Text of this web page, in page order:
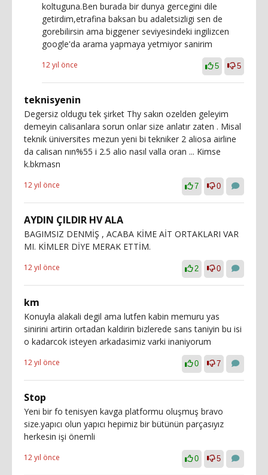
koltuguna.Ben burada bir dunya gercegini dile
getirdim,etrafina baksan bu adaletsizligi sen de
gorebilirsin ama biggener seviyesindeki ingilizcen
google'da arama yapmaya yetmiyor sanirim
12 yıl önce 5 5
teknisyenin
Degersiz oldugu tek şirket Thy sakın ozelden geleyim
demeyin calisanlara sorun onlar size anlatır zaten . Misal
teknik üniversites mezun yeni bi tekniker 2 aliosa airline
da calisan nın%55 i 2.5 alio nasıl valla oran ... Kimse
k.bkmasn
12 yıl önce 7 0
AYDIN ÇILDIR HV ALA
BAGIMSIZ DENMİŞ , ACABA KİME AİT ORTAKLARI VAR
MI. KİMLER DİYE MERAK ETTİM.
12 yıl önce 2 0
km
Konuyla alakali degil ama lutfen kabin memuru yas
sinirini artirin ortadan kaldirin bizlerede sans taniyin bu isi
o kadarcok isteyen arkadasimiz varki inaniyorum
12 yıl önce 0 7
Stop
Yeni bir fo tenisyen kavga platformu oluşmuş bravo
size.yapıcı olun yapıcı hepimiz bir bütünün parçasıyız
herkesin işi önemli
12 yıl önce 0 5